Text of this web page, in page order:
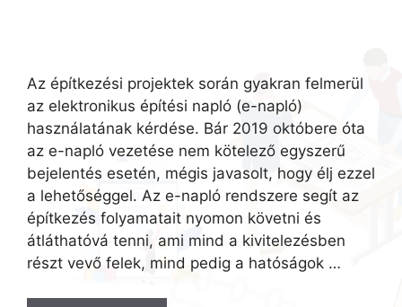
Az építkezési projektek során gyakran felmerül
az elektronikus építési napló (e-napló)
használatának kérdése. Bár 2019 októbere óta
az e-napló vezetése nem kötelező egyszerű
bejelentés esetén, mégis javasolt, hogy élj ezzel
a lehetőséggel. Az e-napló rendszere segít az
építkezés folyamatait nyomon követni és
átláthatóvá tenni, ami mind a kivitelezésben
részt vevő felek, mind pedig a hatóságok …